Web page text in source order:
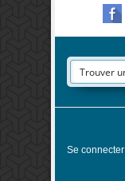
Se connecter